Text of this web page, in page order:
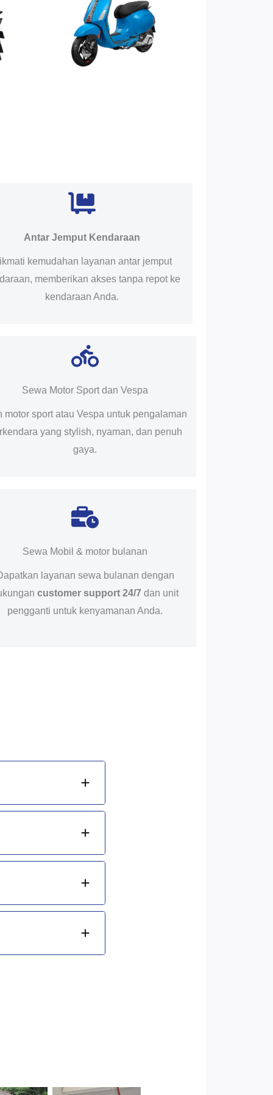
Antar Jemput Kendaraan
kemudahan layanan antar jemput
memberikan akses tanpa repot ke
kendaraan Anda.
Sewa Motor Sport dan Vespa
motor sport atau Vespa untuk pengalaman
yang stylish, nyaman, dan penuh
gaya.
Sewa Mobil & motor bulanan
layanan sewa bulanan dengan
customer support 24/7 dan unit
pengganti untuk kenyamanan Anda.